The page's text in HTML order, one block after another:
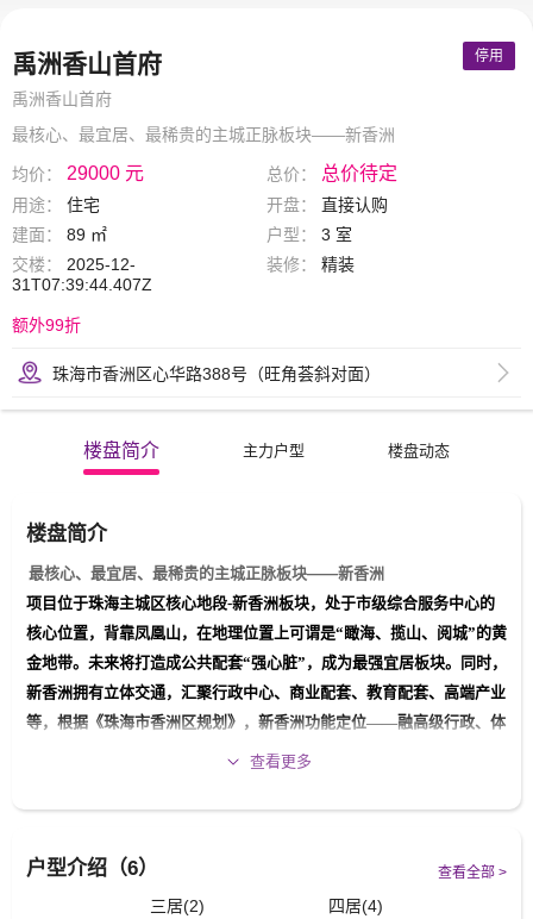
禹洲香山首府 停用
禹洲香山首府
最核心、最宜居、最稀贵的主城正脉板块——新香洲
均价： 29000 元 总价： 总价待定
用途： 住宅 开盘：
直接认购
建面：
89 ㎡ 户型：
3 室
交楼：
2025-12-
31T07:39:44.407Z
装修： 精装
额外99折
珠海市香洲区心华路388号（旺角荟斜对面）
楼盘简介 主力户型 楼盘动态
楼盘简介
最核心、最宜居、最稀贵的主城正脉板块——新香洲
项目位于珠海主城区核心地段-新香洲板块，处于市级综合服务中心的
核心位置，背靠凤凰山，在地理位置上可谓是“瞰海、揽山、阅城”的黄
金地带。未来将打造成公共配套“强心脏”，成为最强宜居板块。同时，
新香洲拥有立体交通，汇聚行政中心、商业配套、教育配套、高端产业
等，根据《珠海市香洲区规划》，新香洲功能定位——融高级行政、体
育、文化和居住功能为一体的城市中心区。
用感兼具
房2卫、128㎡4房2卫 ，2栋户型产品（两梯六户）：建面约89㎡3房2
卫，建面约112㎡4房2卫
查看更多
户型介绍（6） 查看全部 >
三居(2) 四居(4)